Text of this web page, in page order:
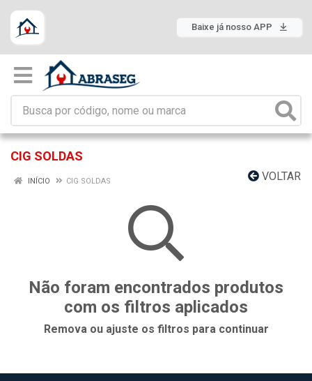
Baixe já nosso APP
CIG SOLDAS
VOLTAR
INÍCIO CIG SOLDAS
Não foram encontrados produtos
com os filtros aplicados
Remova ou ajuste os filtros para continuar